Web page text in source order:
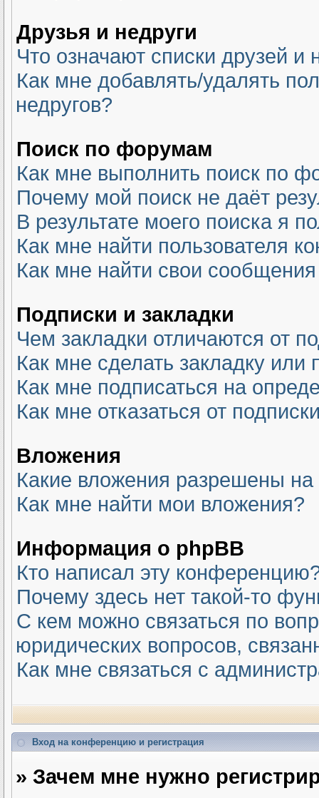
Друзья и недруги
Что означают списки друзей и
Как мне добавлять/удалять
недругов?
Поиск по форумам
Как мне выполнить поиск по
Почему мой поиск не даёт
В результате моего поиска я
Как мне найти пользователя
Как мне найти свои
Подписки и закладки
Чем закладки отличаются от
Как мне сделать закладку
Как мне подписаться на
Как мне отказаться от
Вложения
Какие вложения разрешены
Как мне найти мои вложения?
Информация о phpBB
Кто написал эту
Почему здесь нет такой-то
С кем можно связаться по
юридических вопросов,
Как мне связаться с
Вход на конференцию и регистрация
» Зачем мне нужно